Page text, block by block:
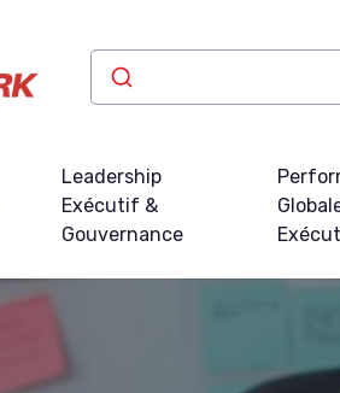
Leadership
Exécutif &
Gouvernance